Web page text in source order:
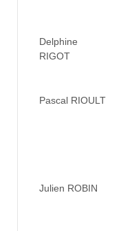
Delphine
RIGOT
Pascal RIOULT
Julien ROBIN